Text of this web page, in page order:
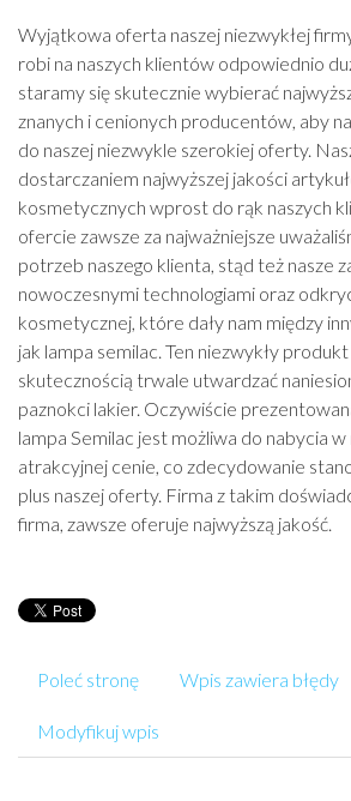
Wyjątkowa oferta naszej niezwykłej
robi na naszych klientów odpowiednio
staramy się skutecznie wybierać
znanych i cenionych producentów, aby
do naszej niezwykle szerokiej oferty.
dostarczaniem najwyższej jakości
kosmetycznych wprost do rąk naszych
ofercie zawsze za najważniejsze
potrzeb naszego klienta, stąd też nasze
nowoczesnymi technologiami oraz
kosmetycznej, które dały nam między
jak lampa semilac. Ten niezwykły
skutecznością trwale utwardzać
paznokci lakier. Oczywiście
lampa Semilac jest możliwa do nabycia
atrakcyjnej cenie, co zdecydowanie
plus naszej oferty. Firma z takim
firma, zawsze oferuje najwyższą jakość.
Poleć stronę Wpis zawiera błędy
Modyfikuj wpis